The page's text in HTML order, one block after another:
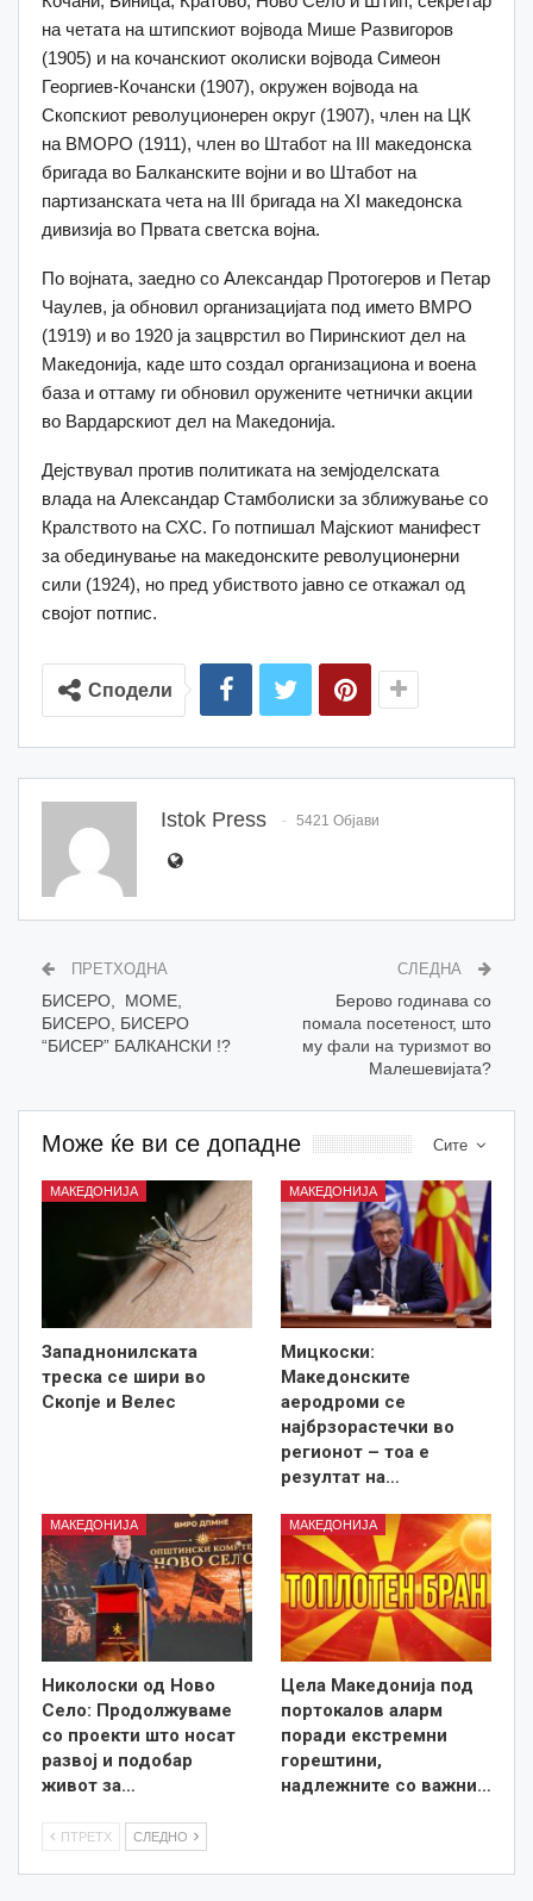
на четата на штипскиот војвода Мише Развигоров
(1905) и на кочанскиот околиски војвода Симеон
Георгиев-Кочански (1907), окружен војвода на
Скопскиот револуционерен округ (1907), член на ЦК
на ВМОРО (1911), член во Штабот на III македонска
бригада во Балканските војни и во Штабот на
партизанската чета на III бригада на XI македонска
дивизија во Првата светска војна.
По војната, заедно со Александар Протогеров и Петар
Чаулев, ја обновил организацијата под името ВМРО
(1919) и во 1920 ја зацврстил во Пиринскиот дел на
Македонија, каде што создал организациона и воена
база и оттаму ги обновил оружените четнички акции
во Вардарскиот дел на Македонија.
Дејствувал против политиката на земјоделската
влада на Александар Стамболиски за зближување со
Кралството на СХС. Го потпишал Мајскиот манифест
за обединување на македонските револуционерни
сили (1924), но пред убиството јавно се откажал од
својот потпис.
Сподели
Istok Press 5421 Објави
ПРЕТХОДНА
БИСЕРО, МОМЕ,
БИСЕРО, БИСЕРО
“БИСЕР” БАЛКАНСКИ !?
СЛЕДНА
Берово годинава со
помала посетеност, што
му фали на туризмот во
Малешевијата?
Сите
Може ќе ви се допадне
МАКЕДОНИЈА
Западнонилската
треска се шири во
Скопје и Велес
МАКЕДОНИЈА
Мицкоски:
Македонските
аеродроми се
најбрзорастечки во
регионот – тоа е
резултат на…
МАКЕДОНИЈА
Николоски од Ново
Село: Продолжуваме
со проекти што носат
развој и подобар
живот за…
МАКЕДОНИЈА
Цела Македонија под
портокалов аларм
поради екстремни
горештини,
надлежните со важни…
ПТРЕТХ СЛЕДНО